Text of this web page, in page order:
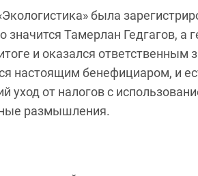
была
значится Тамерлан Гедгагов,
и оказался ответственным
настоящим бенефициаром, и
уход от налогов с
размышления.